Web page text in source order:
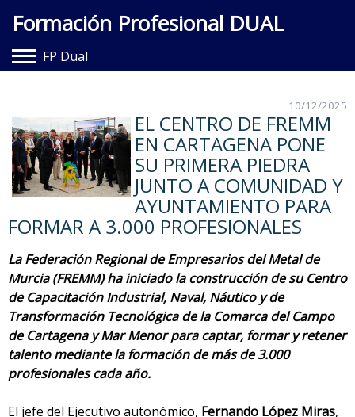
Formación Profesional DUAL
FP Dual
Entidades Adheridas
Documentación
Contacto
10/12/2025
EL CENTRO DE FREMM
EN CARTAGENA PONE
SU PRIMERA PIEDRA
JUNTO A COMUNIDAD Y
AYUNTAMIENTO PARA
FORMAR A 3.000 PROFESIONALES
La Federación Regional de Empresarios del Metal de
Murcia (FREMM) ha iniciado la construcción de su Centro
de Capacitación Industrial, Naval, Náutico y de
Transformación Tecnológica de la Comarca del Campo
de Cartagena y Mar Menor para captar, formar y retener
talento mediante la formación de más de 3.000
profesionales cada año.
El jefe del Ejecutivo autonómico, Fernando López Miras,